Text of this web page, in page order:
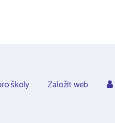
školy Založit web